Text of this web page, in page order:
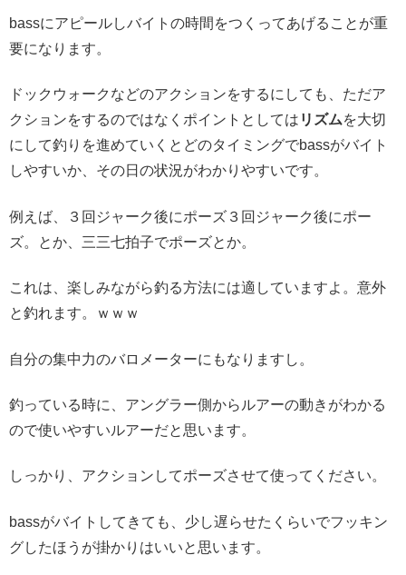
bassにアピールしバイトの時間をつくってあげることが重
要になります。
ドックウォークなどのアクションをするにしても、ただア
クションをするのではなくポイントとしては リズムを大切
にして釣りを進めていくとどのタイミングでbassがバイト
しやすいか、その日の状況がわかりやすいです。
例えば、３回ジャーク後にポーズ３回ジャーク後にポー
ズ。とか、三三七拍子でポーズとか。
これは、楽しみながら釣る方法には適していますよ。意外
と釣れます。ｗｗｗ
自分の集中力のバロメーターにもなりますし。
釣っている時に、アングラー側からルアーの動きがわかる
ので使いやすいルアーだと思います。
しっかり、アクションしてポーズさせて使ってください。
bassがバイトしてきても、少し遅らせたくらいでフッキン
グしたほうが掛かりはいいと思います。